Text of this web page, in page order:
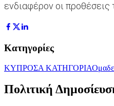
ενδιαφέρον οι
Κατηγορίες
ΚΥΠΡΟΣΑ ΚΑΤΗΓΟΡΙΑ
Πολιτική